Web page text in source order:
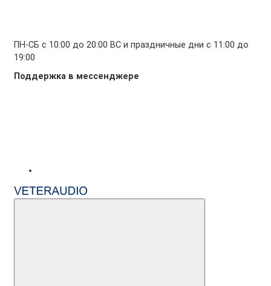
ПН-СБ с 10:00 до 20:00 ВС и праздничные дни с 11:00 до
19:00
Поддержка в мессенджере